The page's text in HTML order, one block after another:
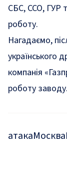
СБС, ССО, ГУР
роботу.
Нагадаємо,
українського
компанія
роботу заводу.
атакаМосква